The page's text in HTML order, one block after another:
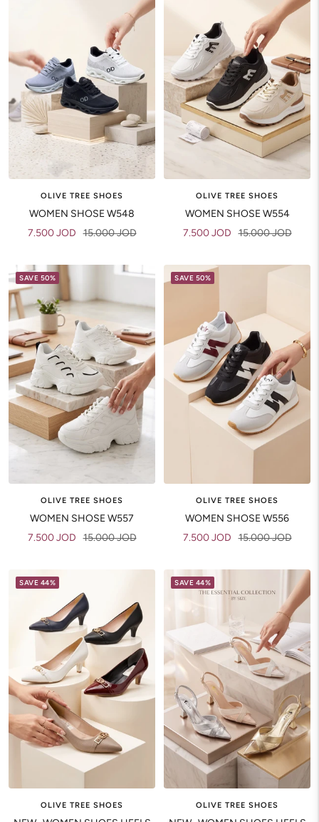
OLIVE TREE SHOES
WOMEN SHOSE W548
Sale
7.500 JOD Regular
15.000 JOD
OLIVE TREE SHOES
WOMEN SHOSE W554
Sale
7.500 JOD Regular
15.000 JOD
SAVE 50%
OLIVE TREE SHOES
WOMEN SHOSE W557
Sale
7.500 JOD Regular
15.000 JOD
SAVE 50%
OLIVE TREE SHOES
WOMEN SHOSE W556
Sale
7.500 JOD Regular
15.000 JOD
SAVE 44%
OLIVE TREE SHOES
SAVE 44%
OLIVE TREE SHOES